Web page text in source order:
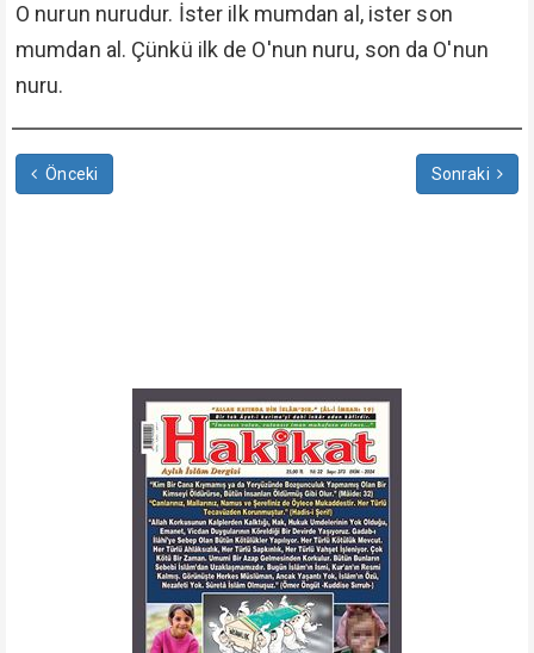
O nurun nurudur. İster ilk mumdan al, ister son
mumdan al. Çünkü ilk de O'nun nuru, son da O'nun
nuru.
Önceki Sonraki